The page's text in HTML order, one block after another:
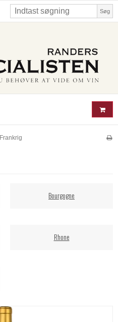
Søg
Frankrig
Bourgogne
Rhone